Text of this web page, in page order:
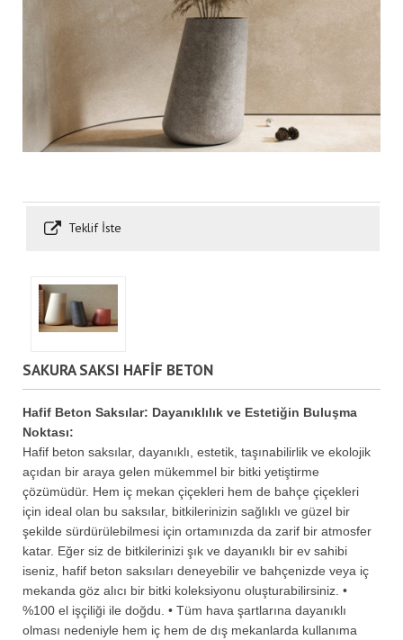
Teklif İste
SAKURA SAKSI HAFİF BETON
Hafif Beton Saksılar: Dayanıklılık ve Estetiğin Buluşma
Noktası:
Hafif beton saksılar, dayanıklı, estetik, taşınabilirlik ve ekolojik
açıdan bir araya gelen mükemmel bir bitki yetiştirme
çözümüdür. Hem iç mekan çiçekleri hem de bahçe çiçekleri
için ideal olan bu saksılar, bitkilerinizin sağlıklı ve güzel bir
şekilde sürdürülebilmesi için ortamınızda da zarif bir atmosfer
katar. Eğer siz de bitkilerinizi şık ve dayanıklı bir ev sahibi
iseniz, hafif beton saksıları deneyebilir ve bahçenizde veya iç
mekanda göz alıcı bir bitki koleksiyonu oluşturabilirsiniz. •
%100 el işçiliği ile doğdu. • Tüm hava şartlarına dayanıklı
olması nedeniyle hem iç hem de dış mekanlarda kullanıma